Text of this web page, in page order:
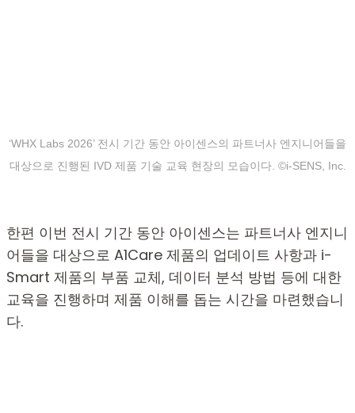
‘WHX Labs 2026’ 전시 기간 동안 아이센스의 파트너사 엔지니어들을
대상으로 진행된 IVD 제품 기술 교육 현장의 모습이다. ©i-SENS, Inc.
한편 이번 전시 기간 동안 아이센스는 파트너사 엔지니
어들을 대상으로 A1Care 제품의 업데이트 사항과 i-
Smart 제품의 부품 교체, 데이터 분석 방법 등에 대한
교육을 진행하며 제품 이해를 돕는 시간을 마련했습니
다.